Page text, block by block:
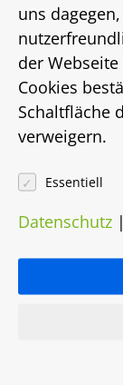
bis
185
Energieträger
Gas
uns
der
Cookies
Schaltfläche
verweigern.
Essentiell
Datenschutz |